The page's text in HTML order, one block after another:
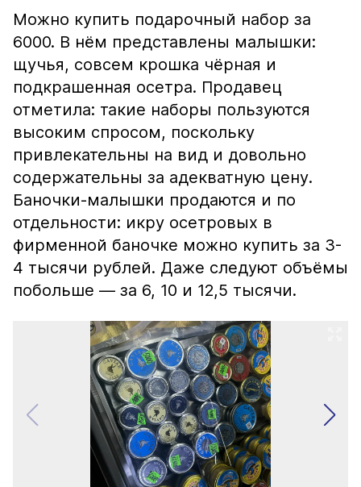
Можно купить подарочный набор за
6000. В нём представлены малышки:
щучья, совсем крошка чёрная и
подкрашенная осетра. Продавец
отметила: такие наборы пользуются
высоким спросом, поскольку
привлекательны на вид и довольно
содержательны за адекватную цену.
Баночки-малышки продаются и по
отдельности: икру осетровых в
фирменной баночке можно купить за 3-
4 тысячи рублей. Даже следуют объёмы
побольше — за 6, 10 и 12,5 тысячи.